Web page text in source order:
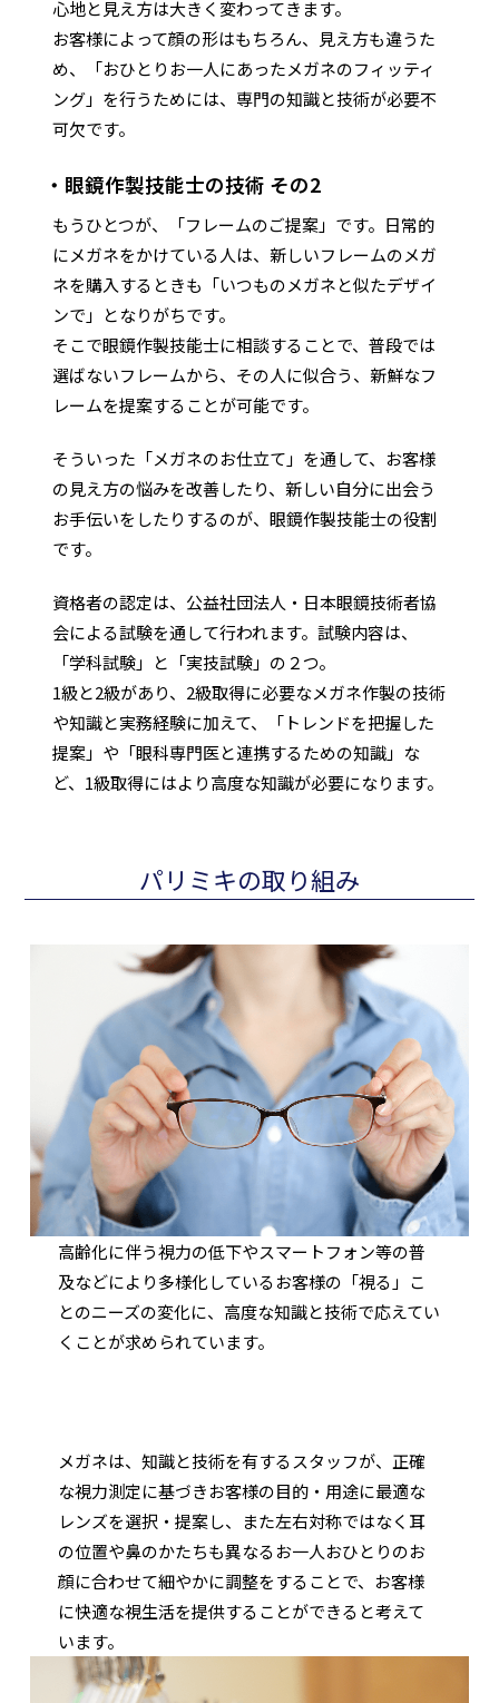
心地と見え方は大きく変わってきます。
お客様によって顔の形はもちろん、見え方も違うた
め、「おひとりお一人にあったメガネのフィッティ
ング」を行うためには、専門の知識と技術が必要不
可欠です。
・眼鏡作製技能士の技術 その2
もうひとつが、「フレームのご提案」です。日常的
にメガネをかけている人は、新しいフレームのメガ
ネを購入するときも「いつものメガネと似たデザイ
ンで」となりがちです。
そこで眼鏡作製技能士に相談することで、普段では
選ばないフレームから、その人に似合う、新鮮なフ
レームを提案することが可能です。
そういった「メガネのお仕立て」を通して、お客様
の見え方の悩みを改善したり、新しい自分に出会う
お手伝いをしたりするのが、眼鏡作製技能士の役割
です。
資格者の認定は、公益社団法人・日本眼鏡技術者協
会による試験を通して行われます。試験内容は、
「学科試験」と「実技試験」の２つ。
1級と2級があり、2級取得に必要なメガネ作製の技術
や知識と実務経験に加えて、「トレンドを把握した
提案」や「眼科専門医と連携するための知識」な
ど、1級取得にはより高度な知識が必要になります。
パリミキの取り組み
高齢化に伴う視力の低下やスマートフォン等の普
及などにより多様化しているお客様の「視る」こ
とのニーズの変化に、高度な知識と技術で応えてい
くことが求められています。
メガネは、知識と技術を有するスタッフが、正確
な視力測定に基づきお客様の目的・用途に最適な
レンズを選択・提案し、また左右対称ではなく耳
の位置や鼻のかたちも異なるお一人おひとりのお
顔に合わせて細やかに調整をすることで、お客様
に快適な視生活を提供することができると考えて
います。